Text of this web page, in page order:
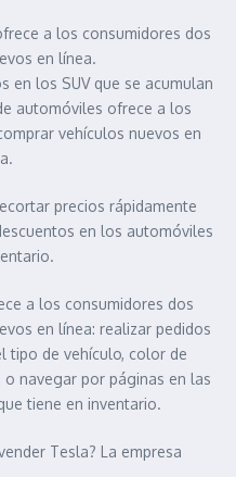
en los SUV que se acumulan
automóviles ofrece a los
vehículos nuevos en
precios rápidamente
en los automóviles
a los consumidores dos
en línea: realizar pedidos
tipo de vehículo, color de
navegar por páginas en las
tiene en inventario.